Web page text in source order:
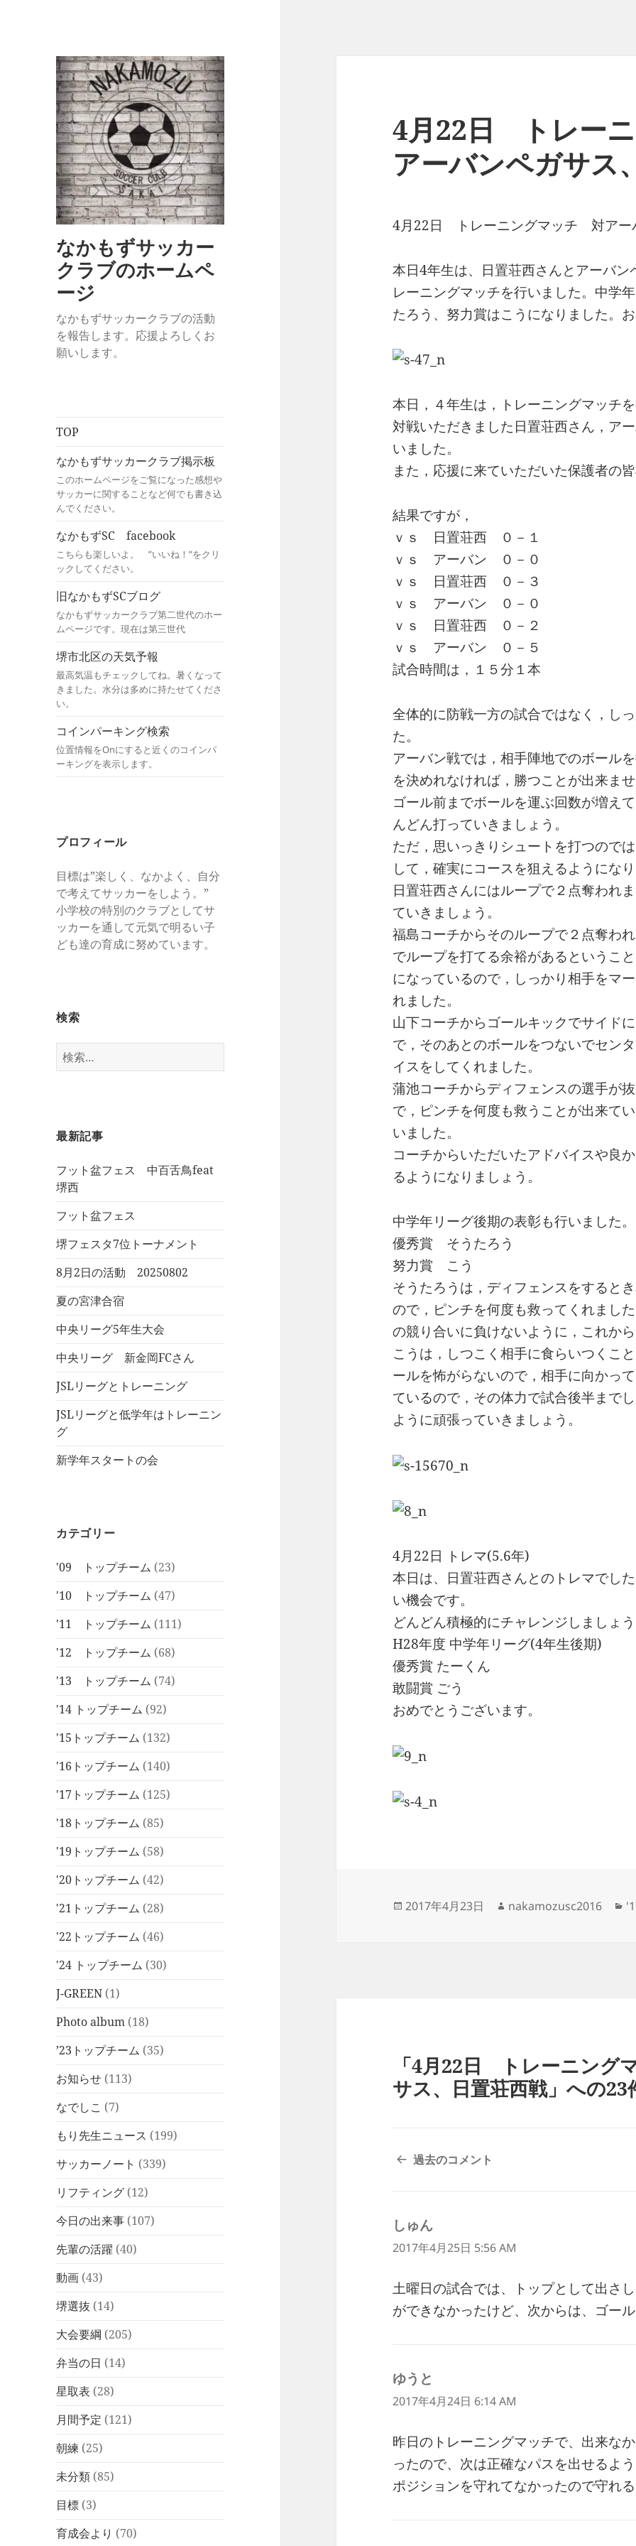
なかもずサッカー
クラブのホームペ
ージ
なかもずサッカークラブの活動
を報告します。応援よろしくお
願いします。
TOP
なかもずサッカークラブ掲示板
このホームページをご覧になった感想や
サッカーに関することなど何でも書き込
んでください。
なかもずSC facebook
こちらも楽しいよ。 ”いいね！”をクリ
ックしてください。
旧なかもずSCブログ
なかもずサッカークラブ第二世代のホー
ムページです。現在は第三世代
堺市北区の天気予報
最高気温もチェックしてね。暑くなって
きました。水分は多めに持たせてくださ
い。
コインパーキング検索
位置情報をOnにすると近くのコインパ
ーキングを表示します。
プロフィール
目標は”楽しく、なかよく、自分
で考えてサッカーをしよう。”
小学校の特別のクラブとしてサ
ッカーを通して元気で明るい子
ども達の育成に努めています。
検索
検
索:
最新記事
フット盆フェス 中百舌鳥feat
堺西
フット盆フェス
堺フェスタ7位トーナメント
8月2日の活動 20250802
夏の宮津合宿
中央リーグ5年生大会
中央リーグ 新金岡FCさん
JSLリーグとトレーニング
JSLリーグと低学年はトレーニン
グ
新学年スタートの会
カテゴリー
'09 トップチーム (23)
'10 トップチーム (47)
'11 トップチーム (111)
'12 トップチーム (68)
'13 トップチーム (74)
'14 トップチーム (92)
'15トップチーム (132)
'16トップチーム (140)
'17トップチーム (125)
'18トップチーム (85)
'19トップチーム (58)
'20トップチーム (42)
'21トップチーム (28)
'22トップチーム (46)
'24 トップチーム (30)
J-GREEN (1)
Photo album (18)
’23トップチーム (35)
お知らせ (113)
なでしこ (7)
もり先生ニュース (199)
サッカーノート (339)
リフティング (12)
今日の出来事 (107)
先輩の活躍 (40)
動画 (43)
堺選抜 (14)
大会要綱 (205)
弁当の日 (14)
星取表 (28)
月間予定 (121)
朝練 (25)
未分類 (85)
目標 (3)
育成会より (70)
4月22日 トレー
アーバンペガサス
4月22日 トレーニングマッチ 対アー
本日4年生は、日置荘西さんとアーバ
レーニングマッチを行いました。中学
たろう、努力賞はこうになりました。
本日，４年生は，トレーニングマッチを
対戦いただきました日置荘西さん，ア
いました。
また，応援に来ていただいた保護者の
結果ですが，
ｖｓ 日置荘西 ０－１
ｖｓ アーバン ０－０
ｖｓ 日置荘西 ０－３
ｖｓ アーバン ０－０
ｖｓ 日置荘西 ０－２
ｖｓ アーバン ０－５
試合時間は，１５分１本
全体的に防戦一方の試合ではなく，し
た。
アーバン戦では，相手陣地でのボール
を決めれなければ，勝つことが出来ませ
ゴール前までボールを運ぶ回数が増え
んどん打っていきましょう。
ただ，思いっきりシュートを打つので
して，確実にコースを狙えるようになり
日置荘西さんにはループで２点奪われ
ていきましょう。
福島コーチからそのループで２点奪わ
でループを打てる余裕があるというこ
になっているので，しっかり相手をマ
れました。
山下コーチからゴールキックでサイド
で，そのあとのボールをつないでセン
イスをしてくれました。
蒲池コーチからディフェンスの選手が
で，ピンチを何度も救うことが出来て
いました。
コーチからいただいたアドバイスや良
るようになりましょう。
中学年リーグ後期の表彰も行いました。
優秀賞 そうたろう
努力賞 こう
そうたろうは，ディフェンスをすると
ので，ピンチを何度も救ってくれまし
の競り合いに負けないように，これか
こうは，しつこく相手に食らいつくこ
ールを怖がらないので，相手に向かっ
ているので，その体力で試合後半まで
ように頑張っていきましょう。
4月22日 トレマ(5.6年)
本日は、日置荘西さんとのトレマでし
い機会です。
どんどん積極的にチャレンジしましょう
H28年度 中学年リーグ(4年生後期)
優秀賞 たーくん
敢闘賞 ごう
おめでとうございます。
投
2017年4月23日
作
nakamozusc2016
「4月22日 トレーニン
サス、日置荘西戦」への
コ
ナ
ビ
ー
シ
ョ
過去のコメント
しゅん
り:
2017年4月25日 5:56 AM
土曜日の試合では、トップとして出さ
ができなかったけど、次からは、ゴー
ゆうと
り:
2017年4月24日 6:14 AM
昨日のトレーニングマッチで、出来な
ったので、次は正確なパスを出せるよ
ポジションを守れてなかったので守れる